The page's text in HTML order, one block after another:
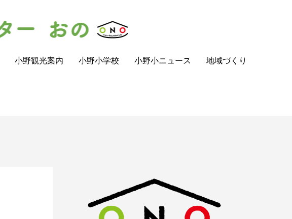
小野観光案内 小野小学校 小野小ニュース 地域づくり